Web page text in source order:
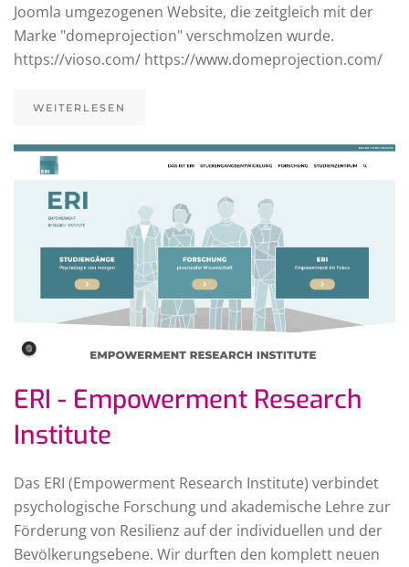
Joomla umgezogenen Website, die zeitgleich mit der
Marke "domeprojection" verschmolzen wurde.
https://vioso.com/ https://www.domeprojection.com/
WEITERLESEN
ERI - Empowerment Research
Institute
Das ERI (Empowerment Research Institute) verbindet
psychologische Forschung und akademische Lehre zur
Förderung von Resilienz auf der individuellen und der
Bevölkerungsebene. Wir durften den komplett neuen